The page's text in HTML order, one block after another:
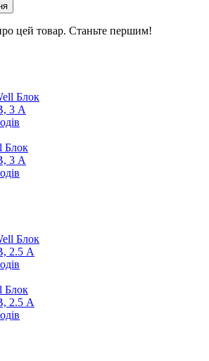
цей товар. Станьте першим!
Блок
3 А
Блок
2.5 А